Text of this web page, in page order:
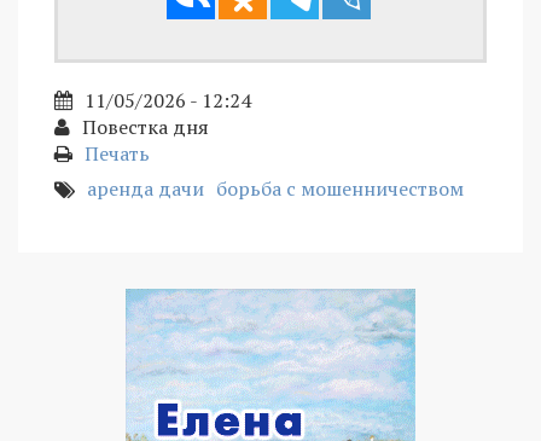
11/05/2026 - 12:24
Повестка дня
Печать
аренда дачи борьба с мошенничеством